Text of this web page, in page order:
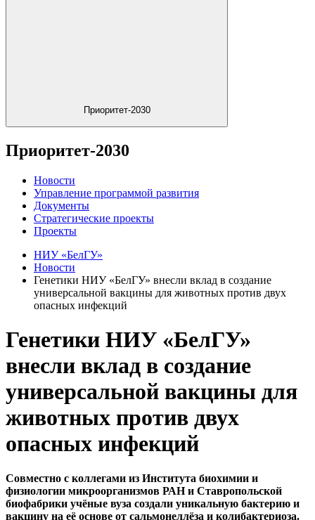
Приоритет-2030
Приоритет-2030
Новости
Управление программой развития
Документы
Стратегические проекты
Проекты
НИУ «БелГУ»
Новости
Генетики НИУ «БелГУ» внесли вклад в создание
универсальной вакцины для животных против двух
опасных инфекций
Генетики НИУ «БелГУ»
внесли вклад в создание
универсальной вакцины для
животных против двух
опасных инфекций
Совместно с коллегами из Института биохимии и
физиологии микроорганизмов РАН и Ставропольской
биофабрики учёные вуза создали уникальную бактерию и
вакцину на её основе от сальмонеллёза и колибактериоза.